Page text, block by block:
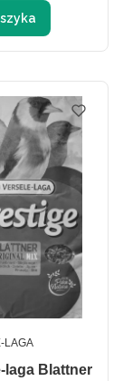
laga Blattner
LAGA